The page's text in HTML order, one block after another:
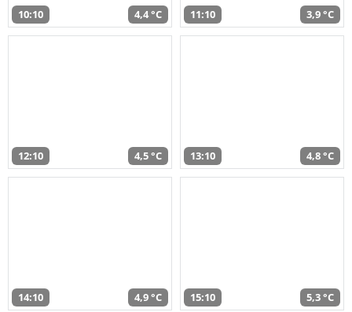
10:10 4,4 °C 11:10 3,9 °C
12:10 4,5 °C 13:10 4,8 °C
14:10 4,9 °C 15:10 5,3 °C